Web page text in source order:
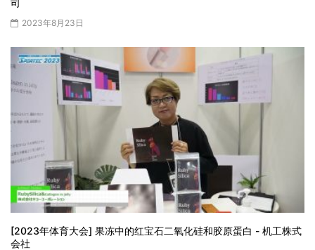
2023年8月23日
[2023年体育大会] 果冻中的红宝石二氧化硅和胶原蛋白 - 机工株式
会社